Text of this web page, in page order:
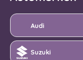
Audi
Suzuki